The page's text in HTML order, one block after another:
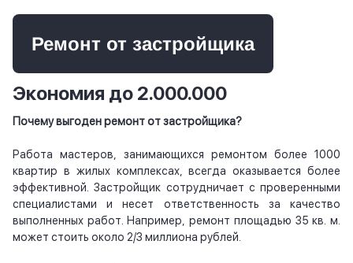
Ремонт от застройщика
Экономия до 2.000.000
Почему выгоден ремонт от застройщика?
Работа мастеров, занимающихся ремонтом более 1000
квартир в жилых комплексах, всегда оказывается более
эффективной. Застройщик сотрудничает с проверенными
специалистами и несет ответственность за качество
выполненных работ. Например, ремонт площадью 35 кв. м.
может стоить около 2/3 миллиона рублей.